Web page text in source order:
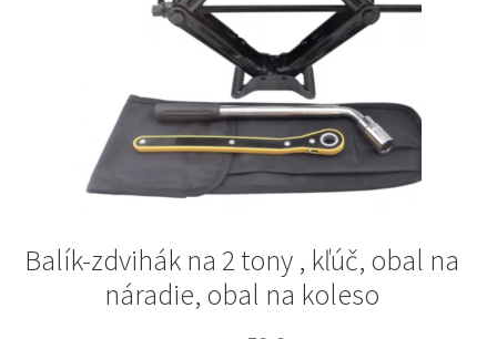
Balík-zdvihák na 2 tony , kľúč, obal na
náradie, obal na koleso